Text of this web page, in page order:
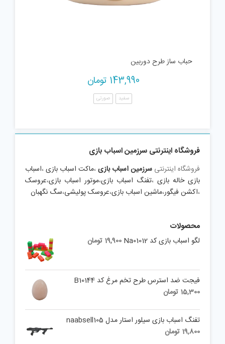
حباب ساز طرح دوربین
143,990 تومان
سفید صورتی
فروشگاه اینترنتی سرزمین اسباب بازی
فروشگاه اینترنتی سرزمین اسباب بازی،ماکت اسباب بازی،اسباب
بازی خاله بازی ،تفنگ اسباب بازی،موتور اسباب بازی،عروسک
،اکشن فیگور،ماشین اسباب بازی،عروسک پولیشی،سگ نگهبان
محصولات
لگو اسباب بازی کد Na01012 19,900 تومان
فیجت ضد استرس طرح تخم مرغ کد B10144
15,300 تومان
تفنگ اسباب بازی سیلور استار مدل naabsell105
19,800 تومان